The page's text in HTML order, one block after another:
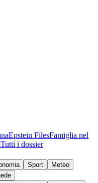
Epstein FilesFamiglia nel
Tutti i dossier
Sport
Meteo